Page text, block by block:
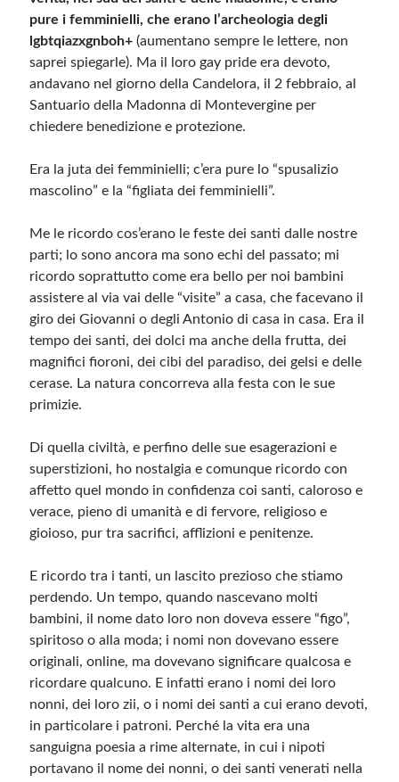
pure i femminielli, che erano l’archeologia degli
lgbtqiazxgnboh+ (aumentano sempre le lettere, non
saprei spiegarle). Ma il loro gay pride era devoto,
andavano nel giorno della Candelora, il 2 febbraio, al
Santuario della Madonna di Montevergine per
chiedere benedizione e protezione.
Era la juta dei femminielli; c’era pure lo “spusalizio
mascolino” e la “figliata dei femminielli”.
Me le ricordo cos’erano le feste dei santi dalle nostre
parti; lo sono ancora ma sono echi del passato; mi
ricordo soprattutto come era bello per noi bambini
assistere al via vai delle “visite” a casa, che facevano il
giro dei Giovanni o degli Antonio di casa in casa. Era il
tempo dei santi, dei dolci ma anche della frutta, dei
magnifici fioroni, dei cibi del paradiso, dei gelsi e delle
cerase. La natura concorreva alla festa con le sue
primizie.
Di quella civiltà, e perfino delle sue esagerazioni e
superstizioni, ho nostalgia e comunque ricordo con
affetto quel mondo in confidenza coi santi, caloroso e
verace, pieno di umanità e di fervore, religioso e
gioioso, pur tra sacrifici, afflizioni e penitenze.
E ricordo tra i tanti, un lascito prezioso che stiamo
perdendo. Un tempo, quando nascevano molti
bambini, il nome dato loro non doveva essere “figo”,
spiritoso o alla moda; i nomi non dovevano essere
originali, online, ma dovevano significare qualcosa e
ricordare qualcuno. E infatti erano i nomi dei loro
nonni, dei loro zii, o i nomi dei santi a cui erano devoti,
in particolare i patroni. Perché la vita era una
sanguigna poesia a rime alternate, in cui i nipoti
portavano il nome dei nonni, o dei santi venerati nella